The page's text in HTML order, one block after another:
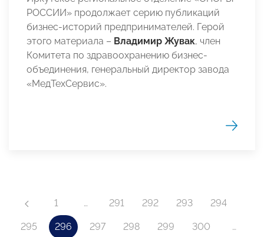
РОССИИ» продолжает серию публикаций
бизнес-историй предпринимателей. Герой
этого материала – Владимир Жувак, член
Комитета по здравоохранению бизнес-
объединения, генеральный директор завода
«МедТехСервис».
1 … 291 292 293 294
295 296 297 298 299 300 …